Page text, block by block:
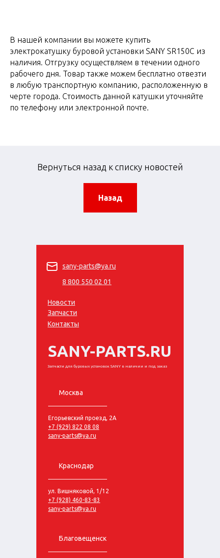
В нашей компании вы можете купить
электрокатушку буровой установки SANY SR150C из
наличия. Отгрузку осуществляем в течении одного
рабочего дня. Товар также можем бесплатно отвезти
в любую транспортную компанию, расположенную в
черте города. Стоимость данной катушки уточняйте
по телефону или электронной почте.
Вернуться назад к списку новостей
Назад
Москва
Егорьевский проезд, 2А
+7 (929) 822 08 08
sany-parts@ya.ru
Благовещенск
sany-parts@ya.ru
Контакты
8 800 550 02 01
Краснодар
ул. Вишняковой, 1/12
+7 (928) 460-83-83
sany-parts@ya.ru
Запчасти
Новости
SANY-PARTS.RU
Запчасти для буровых установок SANY в наличии и под заказ